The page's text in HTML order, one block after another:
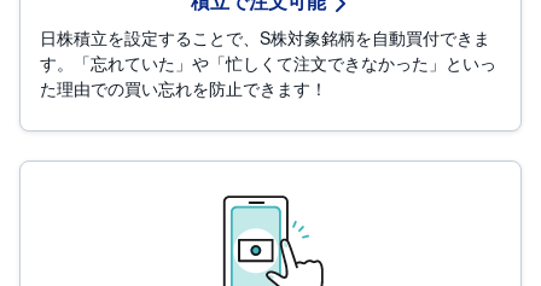
く
り
っ
く
3
5)
日株積立を設定することで、S株対象銘柄を自動買付できま
す。「忘れていた」や「忙しくて注文できなかった」といっ
た理由での買い忘れを防止できます！